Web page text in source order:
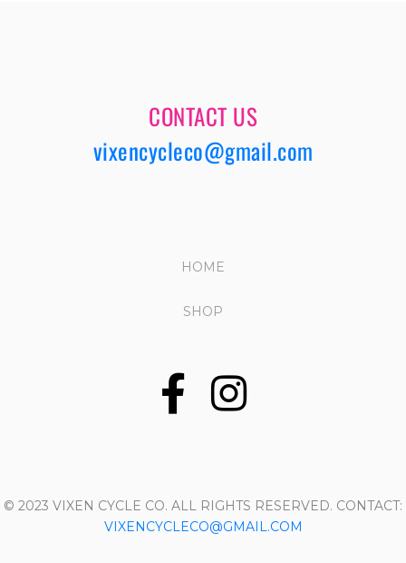
CONTACT US
vixencycleco@gmail.com
HOME
SHOP
© 2023 VIXEN CYCLE CO. ALL RIGHTS RESERVED. CONTACT:
VIXENCYCLECO@GMAIL.COM